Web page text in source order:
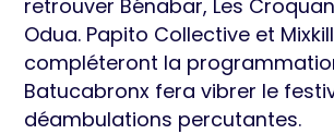
retrouver Bénabar, Les
Odua. Papito Collective et
compléteront la
Batucabronx fera vibrer le
déambulations percutantes.